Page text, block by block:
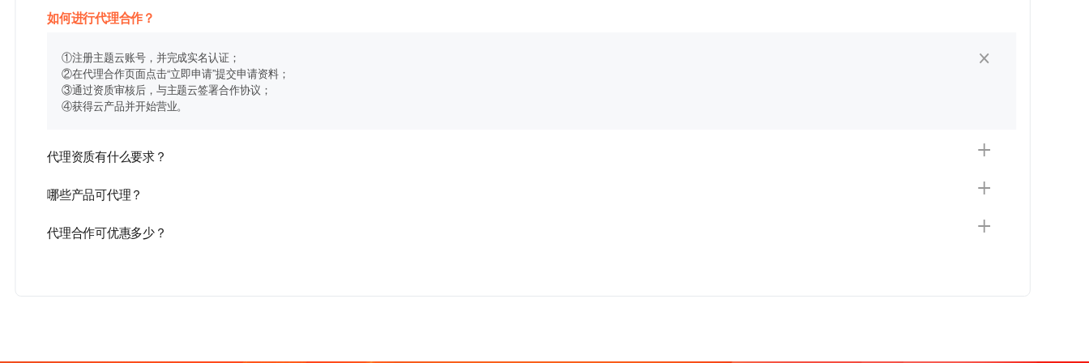
如何进行代理合作？
①注册主题云账号，并完成实名认证；
②在代理合作页面点击“立即申请”提交申请资料；
③通过资质审核后，与主题云签署合作协议；
④获得云产品并开始营业。
代理资质有什么要求？
哪些产品可代理？
代理合作可优惠多少？